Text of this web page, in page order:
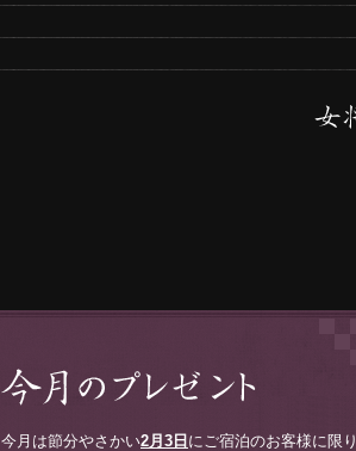
今月は節分やさかい2月3日 にご宿泊のお客様に限り